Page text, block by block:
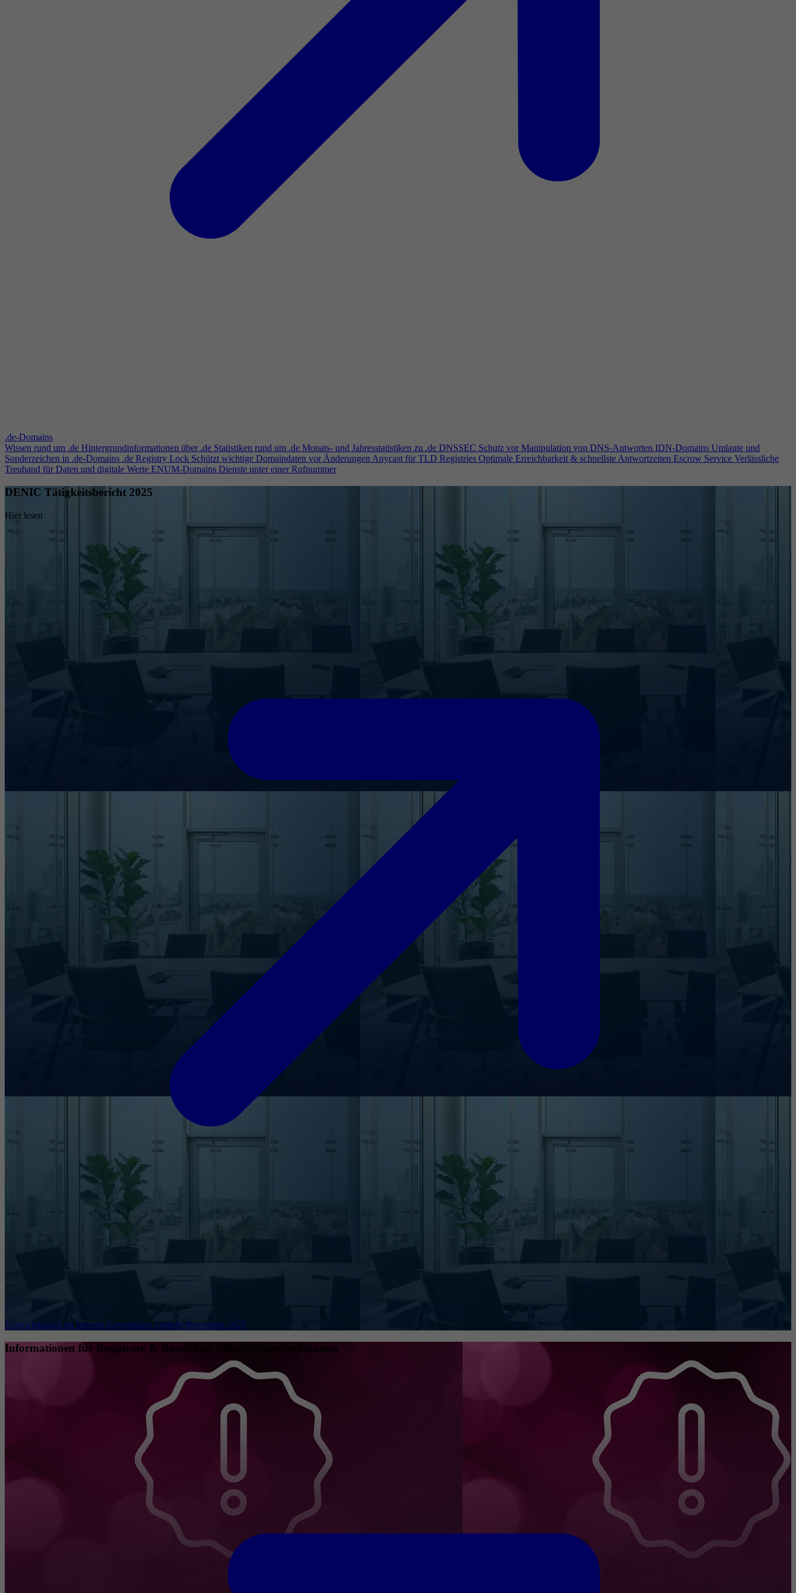
.de-Domains
Wissen rund um .de Hintergrundinformationen über .de Statistiken rund um .de Monats- und Jahresstatistiken zu .de DNSSEC Schutz vor Manipulation von DNS-Antworten IDN-Domains Umlaute und
Sonderzeichen in .de-Domains .de Registry Lock Schützt wichtige Domaindaten vor ÄnderungenAnycast für TLD Registries Optimale Erreichbarkeit & schnellste Antwortzeiten Escrow Service Verlässliche
Treuhand für Daten und digitale Werte ENUM-Domains Dienste unter einer Rufnummer
DENIC Tätigkeitsbericht 2025
Hier lesen
Entwicklungen im Internet Governance Umfeld November 2025
Informationen für Registrare & Reseller zu Inhaberdatenverifikation